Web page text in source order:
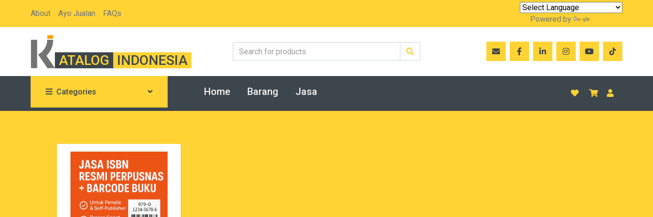
About Ayo Jualan FAQs
Powered by
ATALOG INDONESIA
Categories Home Barang Jasa